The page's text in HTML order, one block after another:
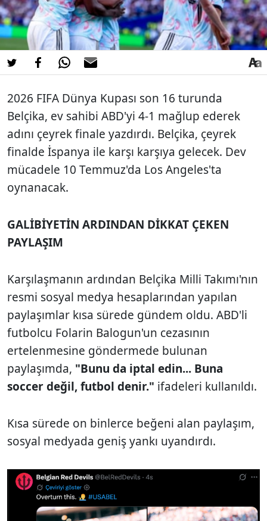
2026 FIFA Dünya Kupası son 16 turunda
Belçika, ev sahibi ABD'yi 4-1 mağlup ederek
adını çeyrek finale yazdırdı. Belçika, çeyrek
finalde İspanya ile karşı karşıya gelecek. Dev
mücadele 10 Temmuz'da Los Angeles'ta
oynanacak.
GALİBİYETİN ARDINDAN DİKKAT ÇEKEN
PAYLAŞIM
Karşılaşmanın ardından Belçika Milli Takımı'nın
resmi sosyal medya hesaplarından yapılan
paylaşımlar kısa sürede gündem oldu. ABD'li
futbolcu Folarin Balogun'un cezasının
ertelenmesine göndermede bulunan
paylaşımda, "Bunu da iptal edin... Buna
soccer değil, futbol denir." ifadeleri kullanıldı.
Kısa sürede on binlerce beğeni alan paylaşım,
sosyal medyada geniş yankı uyandırdı.